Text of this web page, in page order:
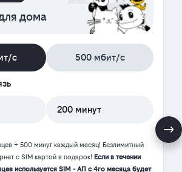
дома
с 500 мбит/с
200 минут
+ 500 минут каждый месяц! Безлимитный
с SIM картой в подарок! Если в течении
используется SIM - АП с 4го месяца будет